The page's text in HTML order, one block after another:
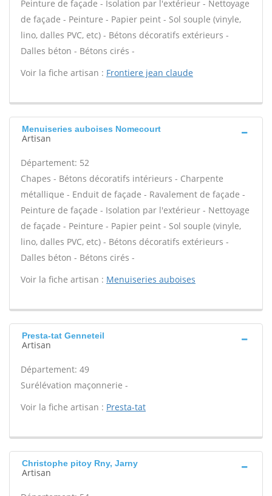
Peinture de façade - Isolation par l'extérieur - Nettoyage
de façade - Peinture - Papier peint - Sol souple (vinyle,
lino, dalles PVC, etc) - Bétons décoratifs extérieurs -
Dalles béton - Bétons cirés -
Voir la fiche artisan : Frontiere jean claude
Menuiseries auboises Nomecourt
Artisan
Département: 52
Chapes - Bétons décoratifs intérieurs - Charpente
métallique - Enduit de façade - Ravalement de façade -
Peinture de façade - Isolation par l'extérieur - Nettoyage
de façade - Peinture - Papier peint - Sol souple (vinyle,
lino, dalles PVC, etc) - Bétons décoratifs extérieurs -
Dalles béton - Bétons cirés -
Voir la fiche artisan : Menuiseries auboises
Presta-tat Genneteil
Artisan
Département: 49
Surélévation maçonnerie -
Voir la fiche artisan : Presta-tat
Christophe pitoy Rny, Jarny
Artisan